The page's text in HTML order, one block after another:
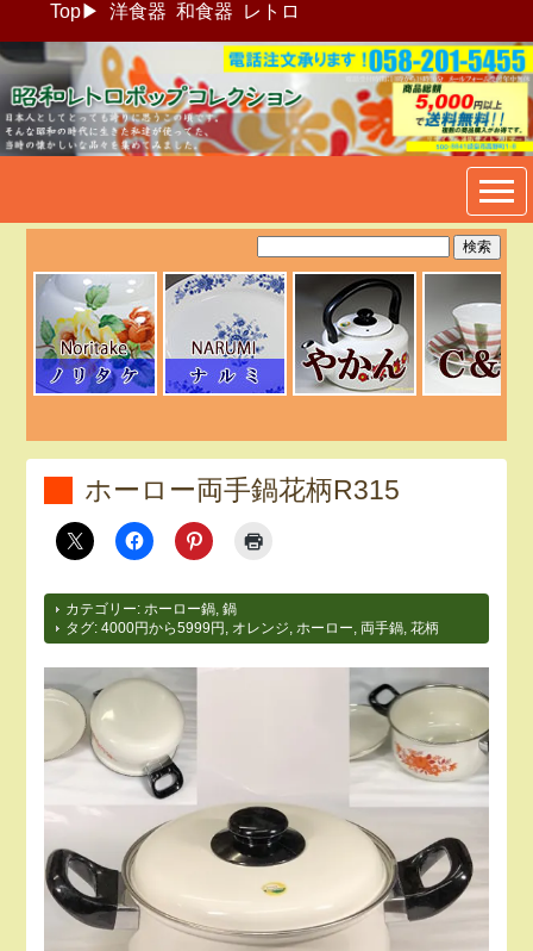
Top▶ 洋食器 和食器 レトロ
昭和レトロポップ食器生活雑
貨通販＠フリマート
ホーロー両手鍋花柄R315
カテゴリー: ホーロー鍋 ,鍋
タグ:4000円から5999円 オレンジ ホーロー 両手鍋 ,花柄